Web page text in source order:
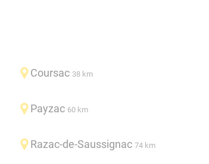
Coursac 38 km
Payzac 60 km
Razac-de-Saussignac 74 km